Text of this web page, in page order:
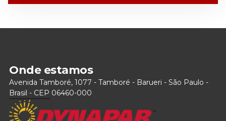
Onde estamos
Avenida Tamboré, 1077 - Tamboré - Barueri - São Paulo -
Brasil - CEP 06460-000